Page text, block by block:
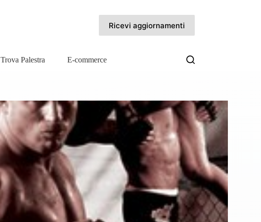
Ricevi aggiornamenti
Trova Palestra E-commerce